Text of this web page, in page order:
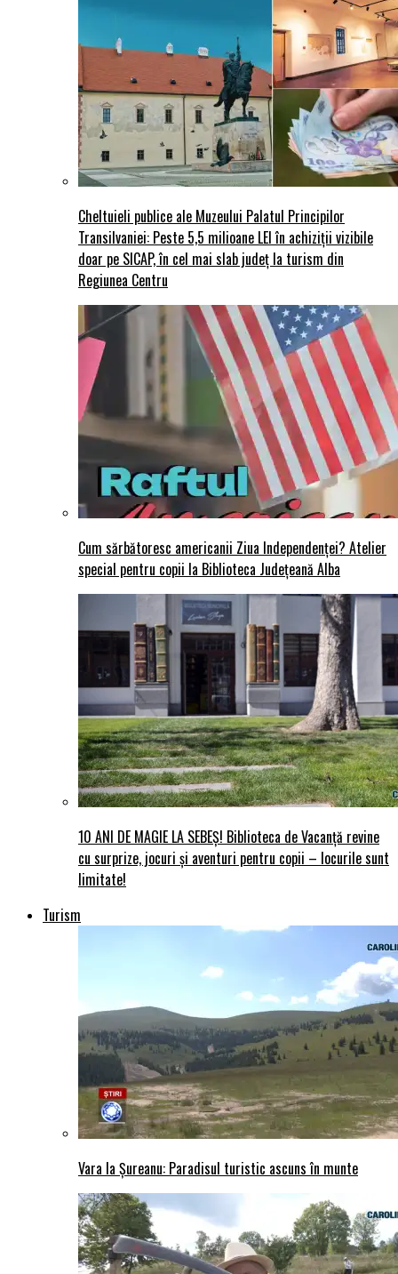
Cheltuieli publice ale Muzeului Palatul Principilor
Transilvaniei: Peste 5,5 milioane LEI în achiziții vizibile
doar pe SICAP, în cel mai slab județ la turism din
Regiunea Centru
Cum sărbătoresc americanii Ziua Independenței? Atelier
special pentru copii la Biblioteca Județeană Alba
10 ANI DE MAGIE LA SEBEȘ! Biblioteca de Vacanță revine
cu surprize, jocuri și aventuri pentru copii – locurile sunt
limitate!
Turism
Vara la Șureanu: Paradisul turistic ascuns în munte